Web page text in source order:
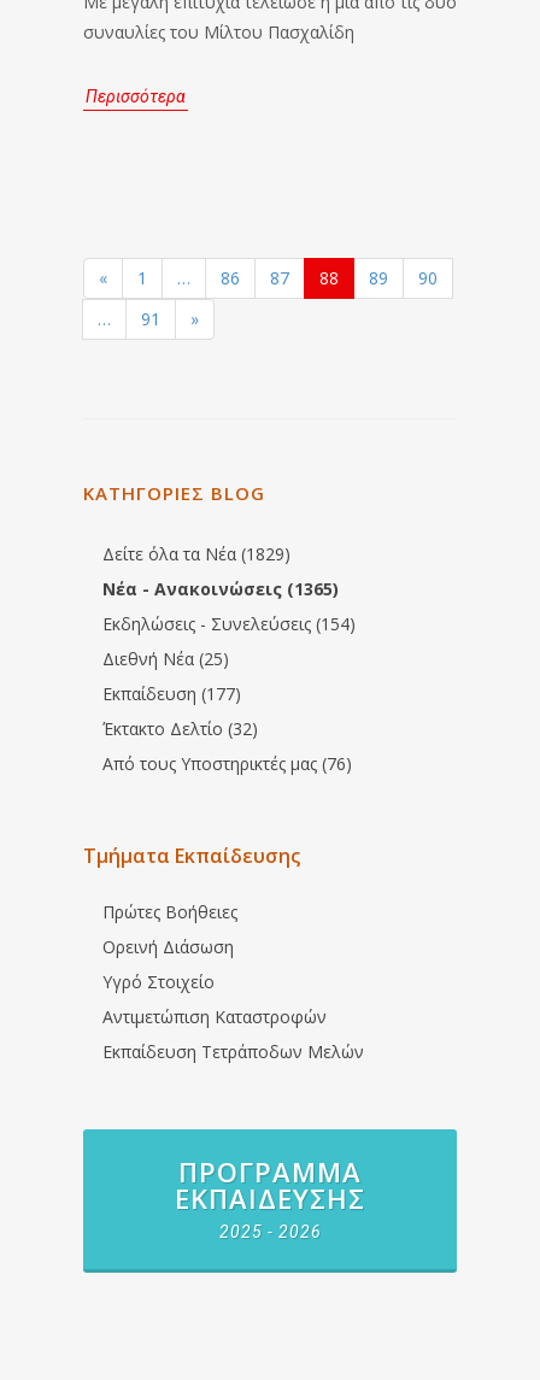
συναυλίες του Μίλτου Πασχαλίδη
Περισσότερα
« 1 … 86 87 88 89
90
…
91 »
ΚΑΤΗΓΟΡΙΕΣ BLOG
Δείτε όλα τα Νέα (1829)
Νέα - Ανακοινώσεις (1365)
Εκδηλώσεις - Συνελεύσεις (154)
Διεθνή Νέα (25)
Εκπαίδευση (177)
Έκτακτο Δελτίο (32)
Από τους Υποστηρικτές μας (76)
Τμήματα Εκπαίδευσης
Πρώτες Βοήθειες
Ορεινή Διάσωση
Υγρό Στοιχείο
Αντιμετώπιση Καταστροφών
Εκπαίδευση Τετράποδων Μελών
ΠΡΌΓΡΑΜΜΑ
ΕΚΠΑΊΔΕΥΣΗΣ
2025 - 2026